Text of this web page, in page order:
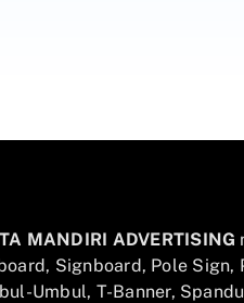
MANDIRI ADVERTISING
Signboard, Pole Sign,
Umbul, T-Banner,